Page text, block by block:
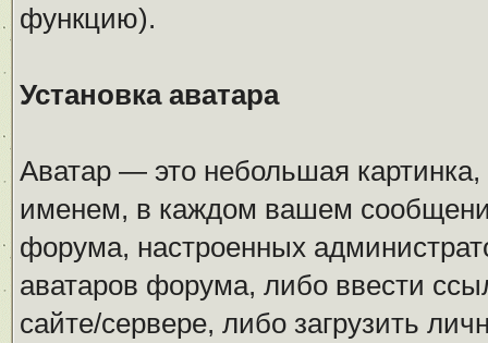
функцию).
Установка аватара
Аватар — это небольшая
именем, в каждом вашем
форума, настроенных
аватаров форума, либо ввести
сайте/сервере, либо загрузить